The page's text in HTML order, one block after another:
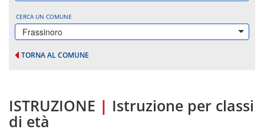
CERCA UN COMUNE
Frassinoro
TORNA AL COMUNE
ISTRUZIONE | Istruzione per classi
di età